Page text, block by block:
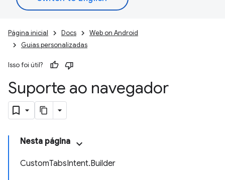
Página inicial Docs
Web on Android
Guias personalizadas
Isso foi útil?
Suporte ao navegador
Nesta página
CustomTabsIntent.Builder